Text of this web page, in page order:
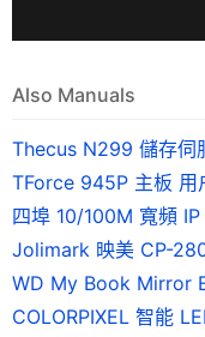
Also Manuals
Thecus N299 儲存伺
TForce 945P 主板 用
四埠 10/100M 寬頻
Jolimark 映美 CP-
WD My Book Mirror
COLORPIXEL 智能